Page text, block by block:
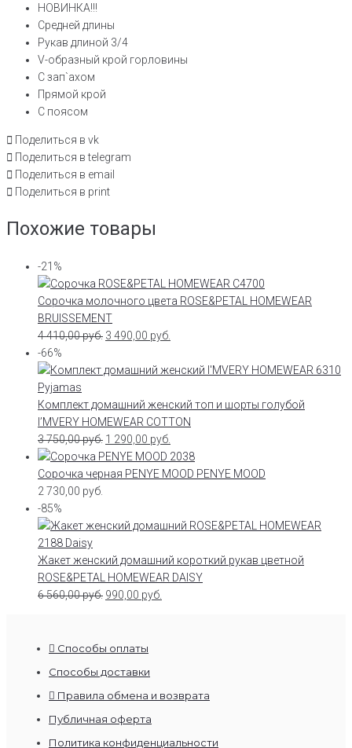
НОВИНКА!!!
Средней длины
Рукав длиной 3/4
V-образный крой горловины
С зап`ахом
Прямой крой
С поясом
Поделиться в vk
Поделиться в telegram
Поделиться в email
Поделиться в print
Похожие товары
-21%
Сорочка молочного цвета ROSE&PETAL HOMEWEAR
BRUISSEMENT
4 410,00руб. 3 490,00 руб.
-66%
Комплект домашний женский топ и шорты голубой
I’MVERY HOMEWEAR COTTON
3 750,00руб. 1 290,00 руб.
Сорочка черная PENYE MOOD PENYE MOOD
2 730,00 руб.
-85%
Жакет женский домашний короткий рукав цветной
ROSE&PETAL HOMEWEAR DAISY
6 560,00руб. 990,00 руб.
Способы оплаты
Способы доставки
Правила обмена и возврата
Публичная оферта
Политика конфиденциальности